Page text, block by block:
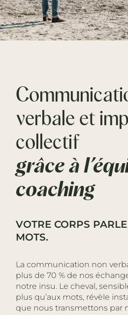
verbale et
collectif
grâce à
coaching
VOTRE CORPS
MOTS.
La communication non
plus de 70 % de nos
notre insu. Le cheval,
plus qu’aux mots, révèle
que nous transmettons par